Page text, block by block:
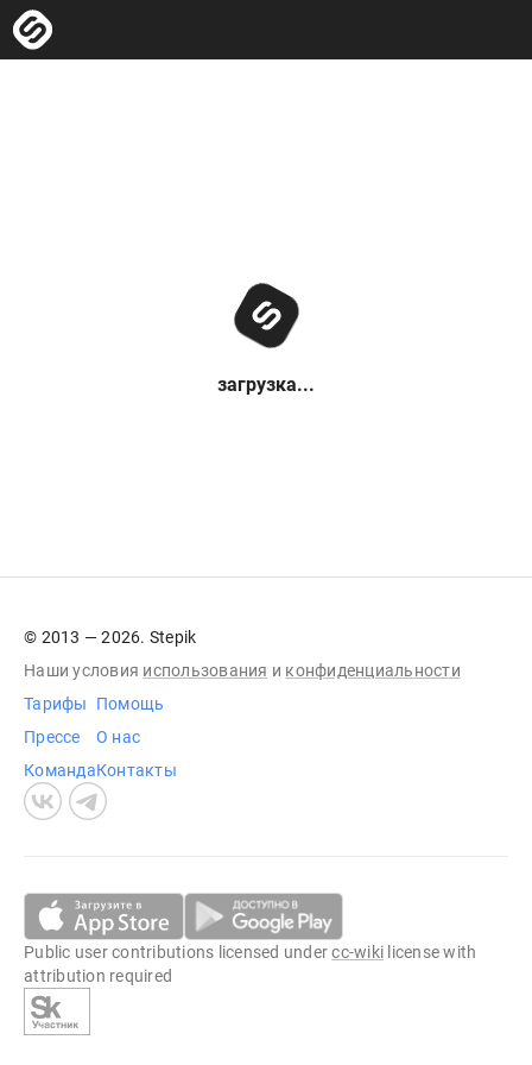
загрузка...
© 2013 — 2026. Stepik
Наши условия использования и конфиденциальности
Тарифы
Прессе
Команда
Помощь
О нас
Контакты
Public user contributions licensed undercc-wiki license with
attribution required